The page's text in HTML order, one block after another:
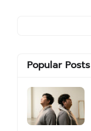
Popular Posts